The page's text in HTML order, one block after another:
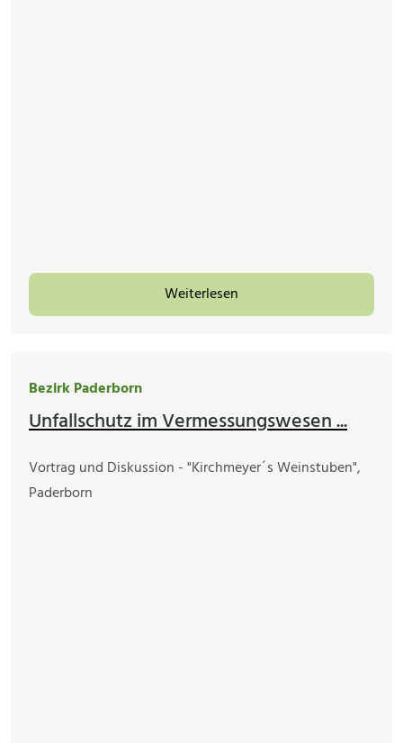
Weiterlesen
Bezirk Paderborn
Unfallschutz im Vermessungswesen ...
Vortrag und Diskussion - "Kirchmeyer´s Weinstuben",
Paderborn